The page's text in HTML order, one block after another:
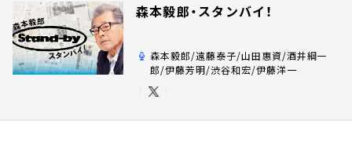
森本毅郎・スタンバイ！
森本毅郎/遠藤泰子/山田惠資/酒井綱一
郎/伊藤芳明/渋谷和宏/伊藤洋一